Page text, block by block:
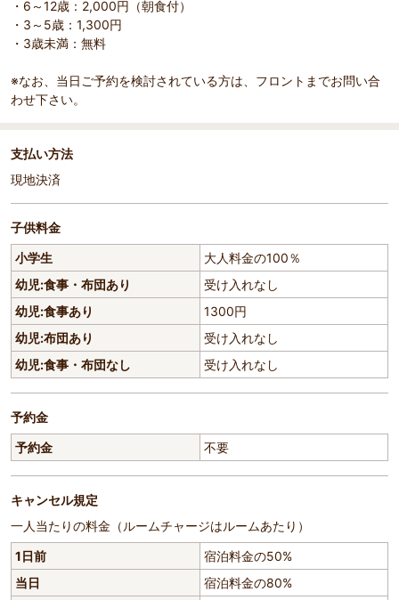
・6～12歳：2,000円（朝食付）
・3～5歳：1,300円
・3歳未満：無料
※なお、当日ご予約を検討されている方は、フロントまでお問い合
わせ下さい。
支払い方法
現地決済
子供料金
小学生
大人料金の100％
幼児:食事・布団あり
受け入れなし
幼児:食事あり
1300円
幼児:布団あり
受け入れなし
幼児:食事・布団なし
受け入れなし
予約金
予約金
不要
キャンセル規定
一人当たりの料金（ルームチャージはルームあたり）
1日前
宿泊料金の50%
当日
宿泊料金の80%